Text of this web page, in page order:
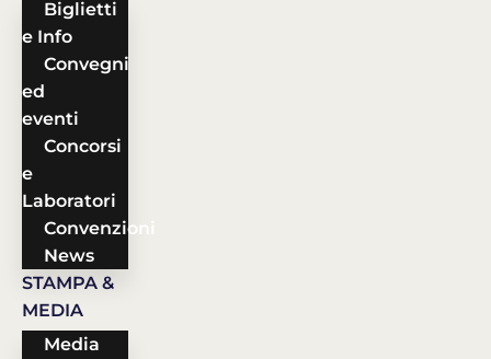
Biglietti
e Info
Convegni
ed
eventi
Concorsi
e
Laboratori
Convenzioni
News
STAMPA &
MEDIA
Media